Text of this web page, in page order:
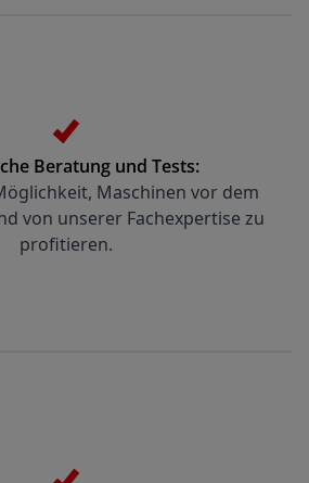
Beratung und Tests:
Maschinen vor dem
von unserer Fachexpertise zu
profitieren.